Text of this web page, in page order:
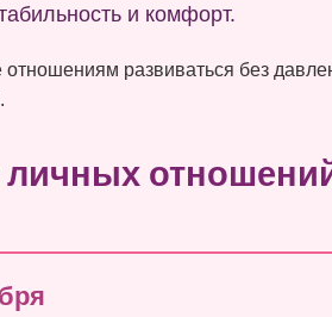
и комфорт.
отношениям развиваться без
личных